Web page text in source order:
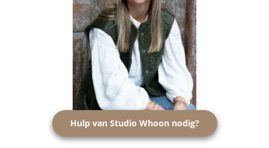
Hulp van Studio Whoon nodig?